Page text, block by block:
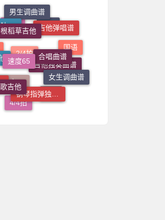
速度70
2/4拍
吉他独奏曲谱
C调
4/4拍
粤语
G调
国语
女生调曲谱
钢琴指弹独奏谱
吉他
吉他指弹独奏谱
男生调曲谱
吉他弹唱谱
合唱曲谱
速度65
稻草吉他